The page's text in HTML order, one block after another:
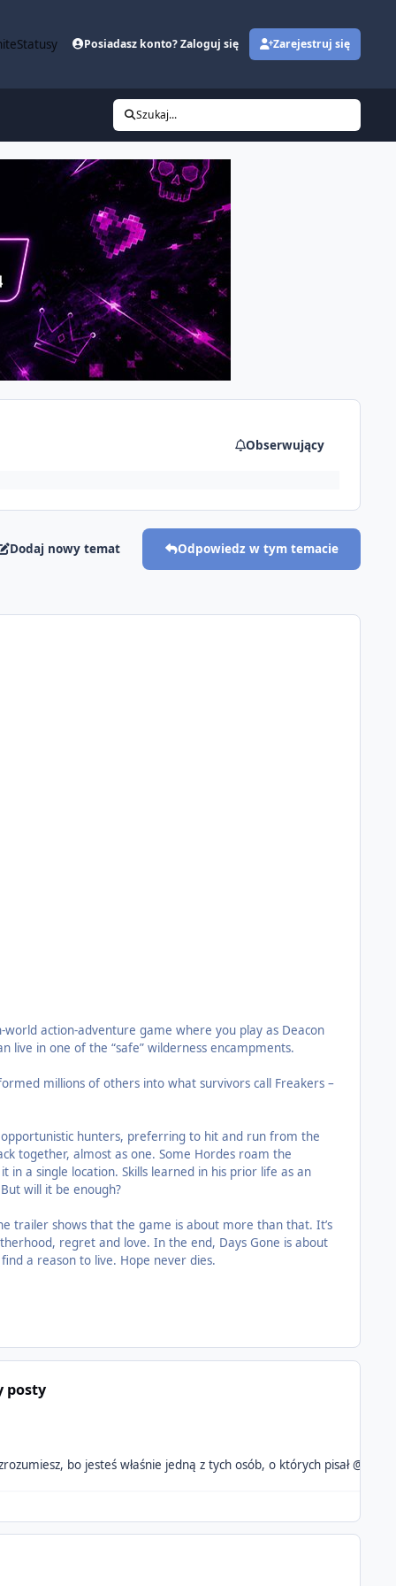
Statusy Posiadasz konto? Zaloguj się Zarejestruj się
Szukaj...
Obserwujący
Dodaj nowy temat Odpowiedz w tym temacie
action-adventure game where you play as Deacon
in one of the “safe” wilderness encampments.
millions of others into what survivors call Freakers –
hunters, preferring to hit and run from the
together, almost as one. Some Hordes roam the
a single location. Skills learned in his prior life as an
will it be enough?
trailer shows that the game is about more than that. It’s
regret and love. In the end, Days Gone is about
a reason to live. Hope never dies.
posty
bo jesteś właśnie jedną z tych osób, o których pisał